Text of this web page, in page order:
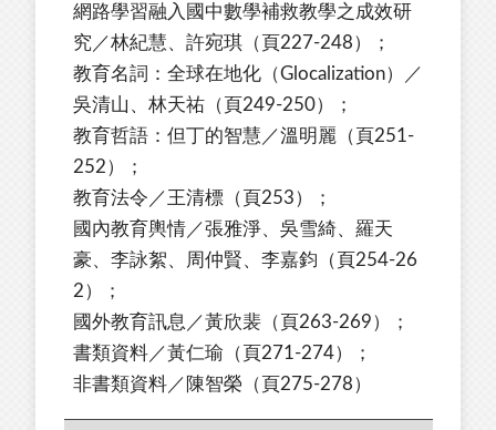
網路學習融入國中數學補救教學之成效研
究／林紀慧、許宛琪（頁227-248）；
教育名詞：全球在地化（Glocalization）／
吳清山、林天祐（頁249-250）；
教育哲語：但丁的智慧／溫明麗（頁251-
252）；
教育法令／王清標（頁253）；
國內教育輿情／張雅淨、吳雪綺、羅天
豪、李詠絮、周仲賢、李嘉鈞（頁254-26
2）；
國外教育訊息／黃欣裴（頁263-269）；
書類資料／黃仁瑜（頁271-274）；
非書類資料／陳智榮（頁275-278）